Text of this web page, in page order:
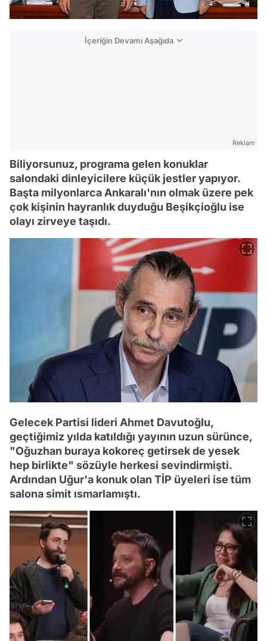
İçeriğin Devamı Aşağıda
Reklam
Biliyorsunuz, programa gelen konuklar
salondaki dinleyicilere küçük jestler yapıyor.
Başta milyonlarca Ankaralı'nın olmak üzere pek
çok kişinin hayranlık duyduğu Beşikçioğlu ise
olayı zirveye taşıdı.
Gelecek Partisi lideri Ahmet Davutoğlu,
geçtiğimiz yılda katıldığı yayının uzun sürünce,
"Oğuzhan buraya kokoreç getirsek de yesek
hep birlikte" sözüyle herkesi sevindirmişti.
Ardından Uğur'a konuk olan TİP üyeleri ise tüm
salona simit ısmarlamıştı.